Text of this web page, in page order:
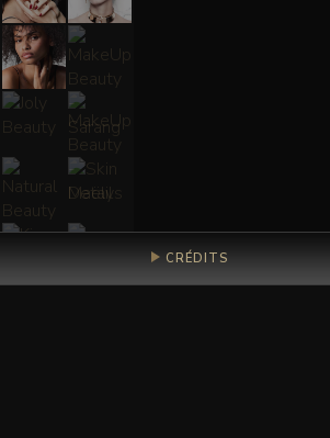
CRÉDITS